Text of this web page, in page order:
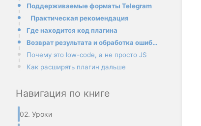
Поддерживаемые форматы Telegram
Практическая рекомендация
Где находится код плагина
Возврат результата и обработка ошибок
Почему это low-code, а не просто JS
Как расширять плагин дальше
Навигация по книге
02. Уроки